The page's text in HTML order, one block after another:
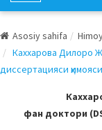
o
g
l
e
a
Asosiy sahifa
Каххарова Дилоро
диссертацияси
фан доктори